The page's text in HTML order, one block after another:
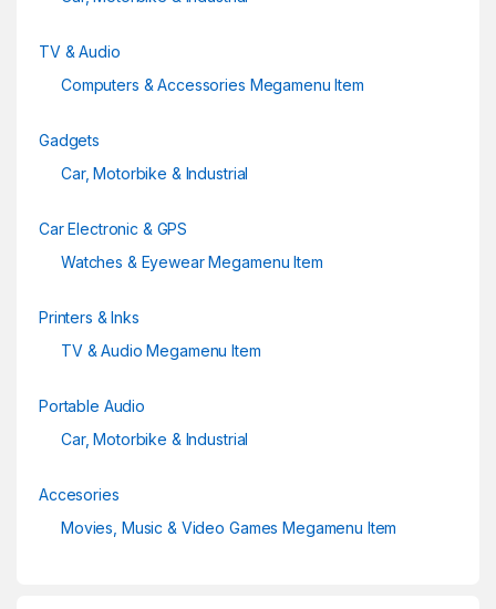
TV & Audio
Computers & Accessories Megamenu Item
Gadgets
Car, Motorbike & Industrial
Car Electronic & GPS
Watches & Eyewear Megamenu Item
Printers & Inks
TV & Audio Megamenu Item
Portable Audio
Car, Motorbike & Industrial
Accesories
Movies, Music & Video Games Megamenu Item